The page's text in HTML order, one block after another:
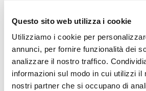
Questo sito web utilizza i cookie
Utilizziamo i cookie per
annunci, per fornire funzionalità dei
analizzare il nostro traffico.
informazioni sul modo in cui utilizzi il
nostri partner che si occupano di
5000 € 2,79
6000 € 2,78
7000 € 2,77